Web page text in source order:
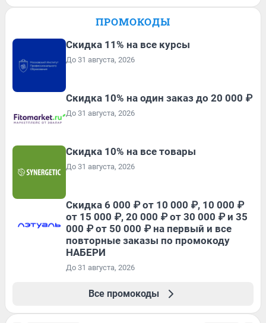
ПРОМОКОДЫ
Скидка 11% на все курсы
До 31 августа, 2026
Скидка 10% на один заказ до 20 000 ₽
До 31 августа, 2026
Скидка 10% на все товары
До 31 августа, 2026
Скидка 6 000 ₽ от 10 000 ₽, 10 000 ₽
от 15 000 ₽, 20 000 ₽ от 30 000 ₽ и 35
000 ₽ от 50 000 ₽ на первый и все
повторные заказы по промокоду
НАБЕРИ
До 31 августа, 2026
Все промокоды